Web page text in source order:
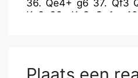
36. Qe4+ g6 37. Qf3
Kg8
39. Kg3 Qe1+